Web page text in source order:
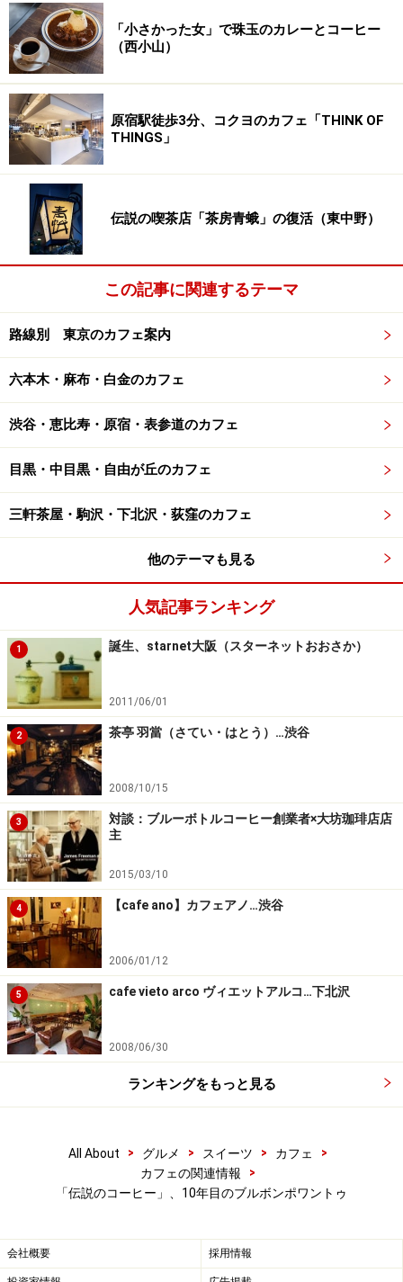
UCCです。1999年にフランス国立農業研究開発国際協力
センターとレユニオン島のサポートを受け、再生プロジ
ェクトを開始。島内に残るブルボンポワントゥを島民と
一体となって捜索し、発見された約2000本の木の中から
最終的に品質の優れた4本のマザーツリーを選び出しま
した。
4本のマザーツリーのうち1本は、Lorionさんという女性
の自宅の庭にあるそうです。「誕生日におじいさんから
譲り受けた大切な木」と、Lorionさんのコメントが紹介
されました。
UCC上島会長、在日フランス大使、レユニオン島のマキシミ
リア・ヴィトリさん、ジェラル・ベナールさん
試験栽培を繰り返した末に、2006年に再生に成功。翌年
からUCCが日本市場で販売を開始しました。
登壇した在日フランス大使はUCCの貢献を讃え、「10年
めとなる今年がブルボンポワントゥにとって新たなステ
ップとなりますように。レユニオン島はコーヒーだけで
なく観光地としても魅力ある島」と挨拶。
レユニオン島から来日したコーヒー生産者は、UCC上島
達司会長に感謝状を贈呈し、「我々は＜王様のコーヒー
＞を作っていることを誇りに思っています」とスピーチ
しました。
UCC抽出チャンピオンの中村太さん、接客チャピオンの大南
薫さん
ブルボンポワントゥの生豆は密度が高く堅いために、焙
煎が非常に難しいのだそう。カフェインの含有量は通常
のアラビカ種の半分以下。
試飲会ではコーヒープレスでやや濃い目に抽出し、チョ
コレートとペアリングして楽しませてくれました。柑橘
系を思わせる酸味は、チョコレートと好相性。他にもさ
「ヨーロッパの宮殿でのひとときを楽しむような一杯」
と、UCCの抽出チャンピオンの中村太さん。
実際に味わってみたい方はコーヒー豆通販サイトや、
UCC直営25店舗（新宿高島屋店、JR京都伊勢丹店、博多
「小さかった女」で珠玉のカレーとコーヒー
（西小山）
原宿駅徒歩3分、コクヨのカフェ「THINK OF
THINGS」
伝説の喫茶店「茶房青蛾」の復活（東中野）
この記事に関連するテーマ
路線別 東京のカフェ案内
六本木・麻布・白金のカフェ
渋谷・恵比寿・原宿・表参道のカフェ
目黒・中目黒・自由が丘のカフェ
三軒茶屋・駒沢・下北沢・荻窪のカフェ
他のテーマも見る
人気記事ランキング
1 誕生、starnet大阪（スターネットおおさか）
2011/06/01
2 茶亭 羽當（さてい・はとう）…渋谷
2008/10/15
3
対談：ブルーボトルコーヒー創業者×大坊珈琲店店
主
2015/03/10
4 【cafe ano】カフェアノ…渋谷
2006/01/12
5 cafe vieto arco ヴィエットアルコ…下北沢
2008/06/30
ランキングをもっと見る
All About > グルメ > スイーツ > カフェ
>
カフェの関連情報
>
「伝説のコーヒー」、10年目のブルボンポワントゥ
会社概要 採用情報